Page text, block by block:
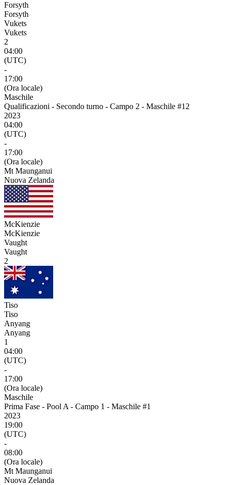
Forsyth
Forsyth
Vukets
Vukets
2
04:00
(UTC)
-
17:00
(Ora locale)
Maschile
Qualificazioni - Secondo turno - Campo 2 - Maschile #12
2023
04:00
(UTC)
-
17:00
(Ora locale)
Mt Maunganui
Nuova Zelanda
McKienzie
McKienzie
Vaught
Vaught
2
Tiso
Tiso
Anyang
Anyang
1
04:00
(UTC)
-
17:00
(Ora locale)
Maschile
Prima Fase - Pool A - Campo 1 - Maschile #1
2023
19:00
(UTC)
-
08:00
(Ora locale)
Mt Maunganui
Nuova Zelanda